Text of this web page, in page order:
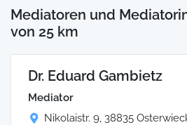
Mediatoren und
von 25 km
Dr. Eduard Gambietz
Mediator
Nikolaistr. 9, 38835